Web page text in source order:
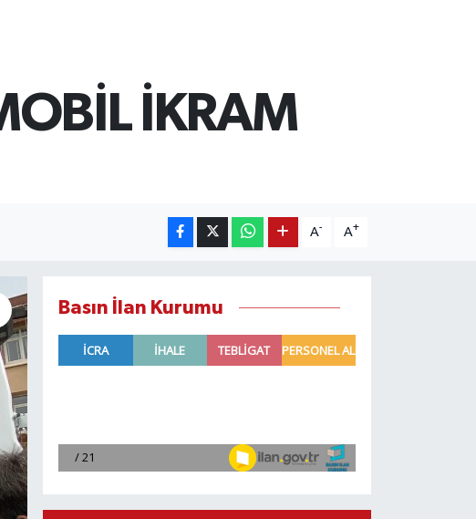
İKRAM
A- A+
Basın İlan Kurumu